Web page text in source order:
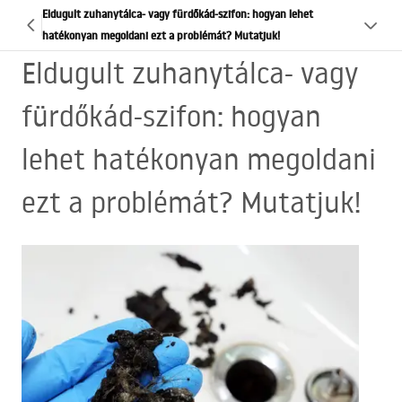
Eldugult zuhanytálca- vagy fürdőkád-szifon: hogyan lehet
hatékonyan megoldani ezt a problémát? Mutatjuk!
Eldugult zuhanytálca- vagy
fürdőkád-szifon: hogyan
lehet hatékonyan megoldani
ezt a problémát? Mutatjuk!